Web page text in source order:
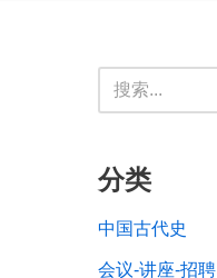
分类
中国古代史
会议-讲座-招聘